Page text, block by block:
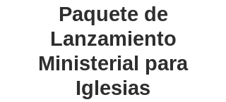
Paquete de
Lanzamiento
Ministerial para
Iglesias